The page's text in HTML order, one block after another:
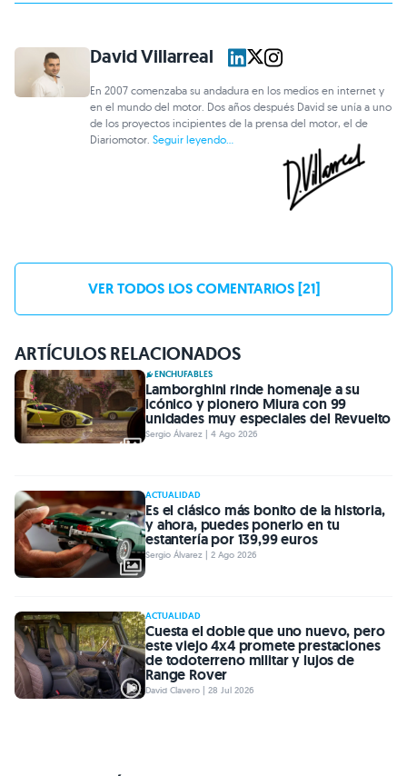
David Villarreal
En 2007 comenzaba su andadura en los medios en internet y
en el mundo del motor. Dos años después David se unía a uno
de los proyectos incipientes de la prensa del motor, el de
Diariomotor.Seguir leyendo...
VER TODOS LOS COMENTARIOS [21]
ARTÍCULOS RELACIONADOS
ENCHUFABLES
Lamborghini rinde homenaje a su
icónico y pionero Miura con 99
unidades muy especiales del Revuelto
Sergio Álvarez | 4 Ago 2026
ACTUALIDAD
Es el clásico más bonito de la historia,
y ahora, puedes ponerlo en tu
estantería por 139,99 euros
Sergio Álvarez | 2 Ago 2026
ACTUALIDAD
Cuesta el doble que uno nuevo, pero
este viejo 4x4 promete prestaciones
de todoterreno militar y lujos de
Range Rover
David Clavero | 28 Jul 2026